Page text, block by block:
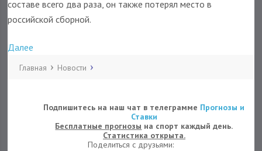
составе всего два раза, он также потерял место в
российской сборной.
Далее
Главная Новости
Подпишитесь на наш чат в телеграмме Прогнозы и
Ставки
Бесплатные прогнозы на спорт каждый день.
Статистика открыта.
Поделиться с друзьями: